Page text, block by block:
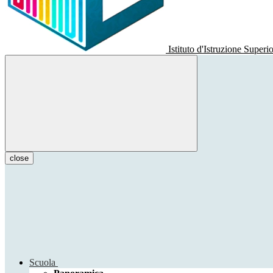
Istituto d'Istruzione
close
Scuola